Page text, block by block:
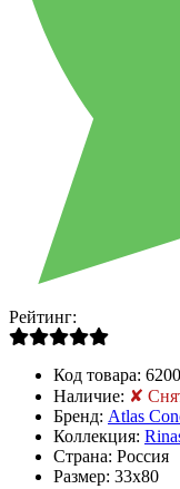
Рейтинг:
Код товара:
Наличие: ✘
Бренд: Atlas
Коллекция:
Страна: Россия
Размер: 33x80